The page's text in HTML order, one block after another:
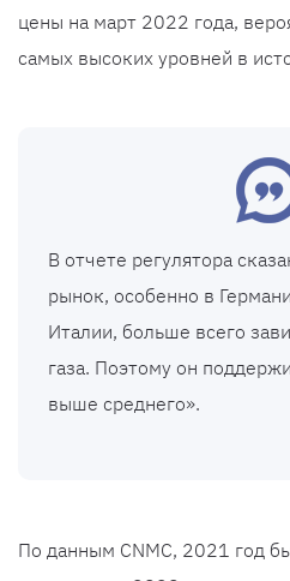
цены на март 2022 года,
самых высоких уровней в
В отчете регулятора
рынок, особенно в
Италии, больше всего
газа. Поэтому он
выше среднего».
По данным CNMC, 2021 год